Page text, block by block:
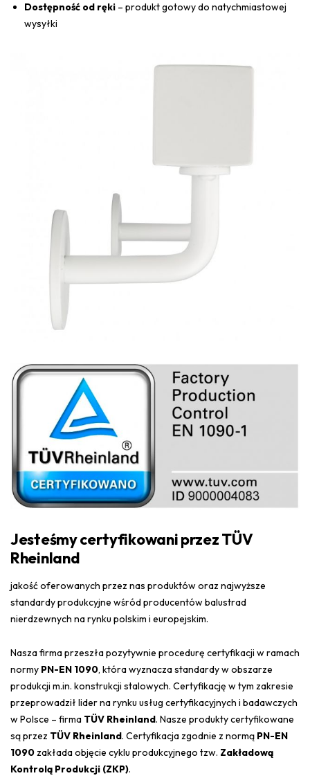
Dostępność od ręki – produkt gotowy do natychmiastowej
wysyłki
Jesteśmy certyfikowani przez TÜV
Rheinland
jakość oferowanych przez nas produktów oraz najwyższe
standardy produkcyjne wśród producentów balustrad
nierdzewnych na rynku polskim i europejskim.
Nasza firma przeszła pozytywnie procedurę certyfikacji w ramach
normy PN-EN 1090, która wyznacza standardy w obszarze
produkcji m.in. konstrukcji stalowych. Certyfikację w tym zakresie
przeprowadził lider na rynku usług certyfikacyjnych i badawczych
w Polsce – firma TÜV Rheinland. Nasze produkty certyfikowane
są przez TÜV Rheinland. Certyfikacja zgodnie z normą PN-EN
1090zakłada objęcie cyklu produkcyjnego tzw. Zakładową
Kontrolą Produkcji (ZKP).